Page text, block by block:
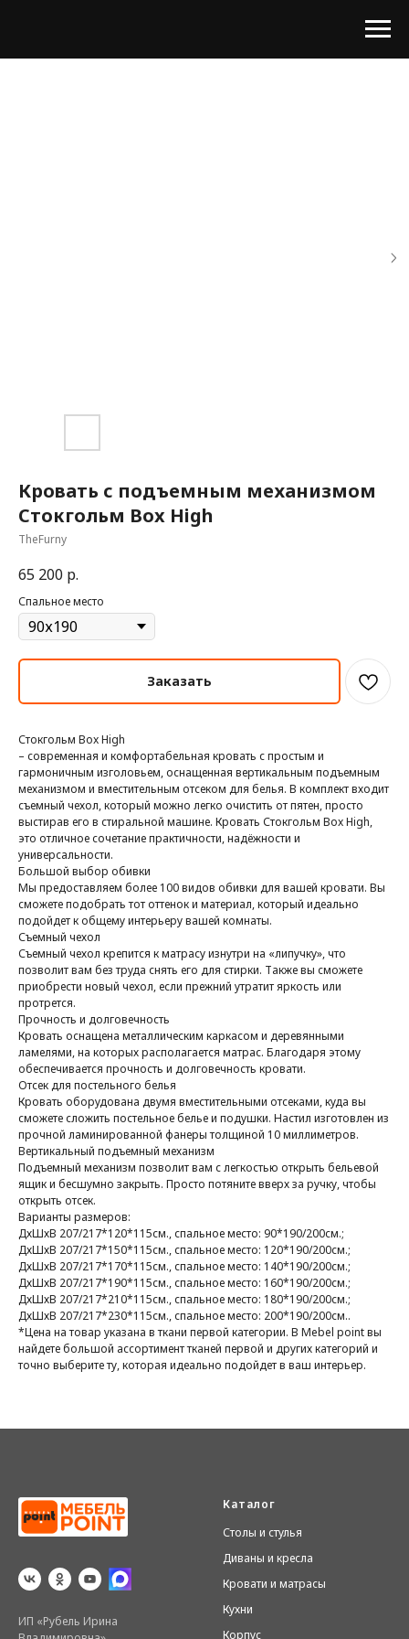
Кровать с подъемным механизмом
Стокгольм Box High
TheFurny
65 200 р.
Спальное место
Заказать
Стокгольм Box High
– современная и комфортабельная кровать с простым и
гармоничным изголовьем, оснащенная вертикальным подъемным
механизмом и вместительным отсеком для белья. В комплект входит
съемный чехол, который можно легко очистить от пятен, просто
выстирав его в стиральной машине. Кровать Стокгольм Box High,
это отличное сочетание практичности, надёжности и
универсальности.
Большой выбор обивки
Мы предоставляем более 100 видов обивки для вашей кровати. Вы
сможете подобрать тот оттенок и материал, который идеально
подойдет к общему интерьеру вашей комнаты.
Съемный чехол
Съемный чехол крепится к матрасу изнутри на «липучку», что
позволит вам без труда снять его для стирки. Также вы сможете
приобрести новый чехол, если прежний утратит яркость или
протрется.
Прочность и долговечность
Кровать оснащена металлическим каркасом и деревянными
ламелями, на которых располагается матрас. Благодаря этому
обеспечивается прочность и долговечность кровати.
Отсек для постельного белья
Кровать оборудована двумя вместительными отсеками, куда вы
сможете сложить постельное белье и подушки. Настил изготовлен из
прочной ламинированной фанеры толщиной 10 миллиметров.
Вертикальный подъемный механизм
Подъемный механизм позволит вам с легкостью открыть бельевой
ящик и бесшумно закрыть. Просто потяните вверх за ручку, чтобы
открыть отсек.
Варианты размеров:
ДхШхВ 207/217*120*115см., спальное место: 90*190/200см.;
ДхШхВ 207/217*150*115см., спальное место: 120*190/200см.;
ДхШхВ 207/217*170*115см., спальное место: 140*190/200см.;
ДхШхВ 207/217*190*115см., спальное место: 160*190/200см.;
ДхШхВ 207/217*210*115см., спальное место: 180*190/200см.;
ДхШхВ 207/217*230*115см., спальное место: 200*190/200см..
*Цена на товар указана в ткани первой категории. В Mebel point вы
найдете большой ассортимент тканей первой и других категорий и
точно выберите ту, которая идеально подойдет в ваш интерьер.
ИП «Рубель Ирина
Каталог
Столы и стулья
Диваны и кресла
Кровати и матрасы
Кухни
Корпус